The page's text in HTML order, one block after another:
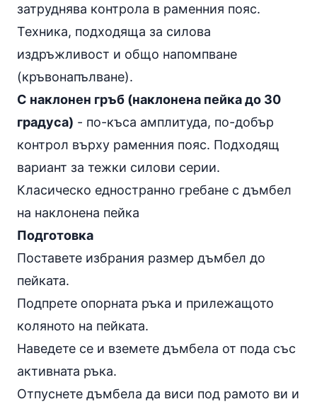
затруднява контрола в раменния пояс.
Техника, подходяща за силова
издръжливост и общо напомпване
(кръвонапълване).
С наклонен гръб (наклонена пейка до 30
градуса) - по-къса амплитуда, по-добър
контрол върху раменния пояс. Подходящ
вариант за тежки силови серии.
Класическо едностранно гребане с дъмбел
на наклонена пейка
Подготовка
Поставете избрания размер дъмбел до
пейката.
Подпрете опорната ръка и прилежащото
коляното на пейката.
Наведете се и вземете дъмбела от пода със
активната ръка.
Отпуснете дъмбела да виси под рамото ви и